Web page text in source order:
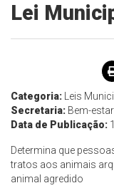
Lei
Categoria:
Leis
Secretaria: Bem-
Data de Publicação:
Determina que
tratos aos animais
animal agredido